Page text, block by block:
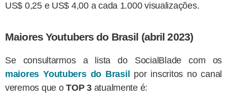
US$ 0,25 e US$ 4,00 a cada 1.000 visualizações.
Maiores Youtubers do Brasil (abril 2023)
Se consultarmos a lista do SocialBlade com os
maiores Youtubers do Brasil
por inscritos no canal
veremos que oTOP 3atualmente é: